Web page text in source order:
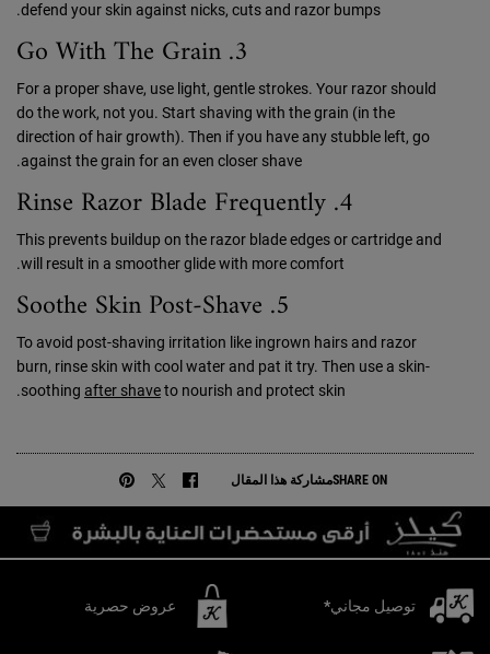
defend your skin against nicks, cuts and razor bumps.
3. Go With The Grain
For a proper shave, use light, gentle strokes. Your razor should
do the work, not you. Start shaving with the grain (in the
direction of hair growth). Then if you have any stubble left, go
against the grain for an even closer shave.
4. Rinse Razor Blade Frequently
This prevents buildup on the razor blade edges or cartridge and
will result in a smoother glide with more comfort.
5. Soothe Skin Post-Shave
To avoid post-shaving irritation like ingrown hairs and razor
burn, rinse skin with cool water and pat it try. Then use a skin-
soothing after shaveto nourish and protect skin.
SHARE ONمشاركة هذا المقال مشاركة على FACEBOOK
مشاركة على TWITTERمشاركة على PINTEREST
توصيل مجاني* عروض حصرية